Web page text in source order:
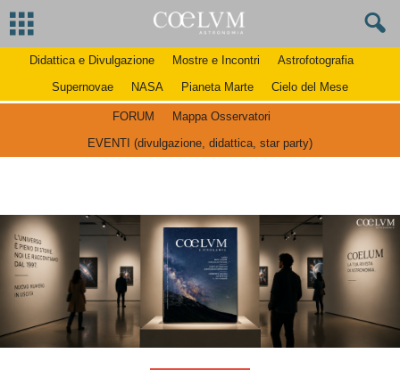
Didattica e Divulgazione Mostre e Incontri
Astrofotografia
Supernovae
NASA Pianeta Marte Cielo del Mese
FORUM
Mappa Osservatori
EVENTI (divulgazione, didattica, star party)